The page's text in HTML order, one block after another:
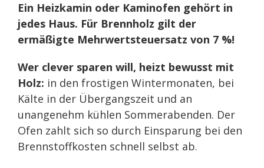
Ein Heizkamin oder Kaminofen gehört in
jedes Haus. Für Brennholz gilt der
ermäßigte Mehrwertsteuersatz von 7 %!
Wer clever sparen will, heizt bewusst mit
Holz: in den frostigen Wintermonaten, bei
Kälte in der Übergangszeit und an
unangenehm kühlen Sommerabenden. Der
Ofen zahlt sich so durch Einsparung bei den
Brennstoffkosten schnell selbst ab.